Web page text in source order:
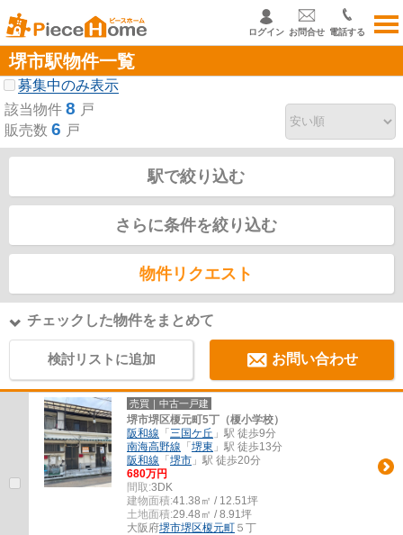
ログイン お問合せ 電話する
堺市駅物件一覧
募集中のみ表示
該当物件 8 戸
販売数 6 戸
駅で絞り込む
さらに条件を絞り込む
物件リクエスト
チェックした物件をまとめて
検討リストに追加 お問い合わせ
売買｜中古一戸建
堺市堺区榎元町5丁（榎小学校）
阪和線 「 三国ケ丘 」駅 徒歩9分
南海高野線 「 堺東 」駅 徒歩13分
阪和線 「 堺市 」駅 徒歩20分
680万円
間取:3DK
建物面積:41.38㎡ / 12.51坪
土地面積:29.48㎡ / 8.91坪
大阪府堺市堺区榎元町 ５丁